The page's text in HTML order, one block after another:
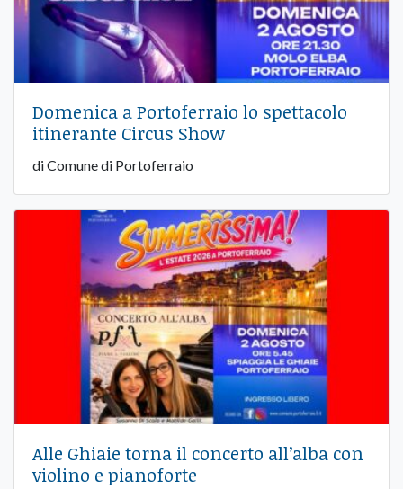
Domenica a Portoferraio lo spettacolo
itinerante Circus Show
di Comune di Portoferraio
Alle Ghiaie torna il concerto all’alba con
violino e pianoforte